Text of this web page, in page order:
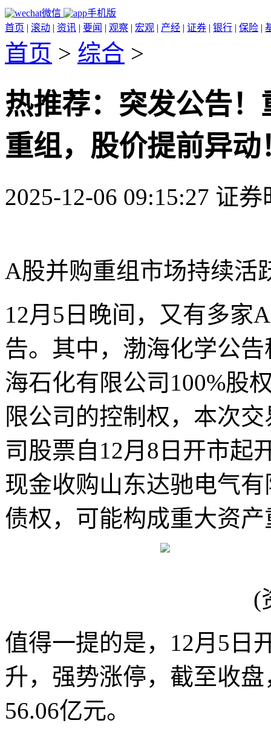
微信
手机版
首页 | 滚动 | 资讯 | 要闻 | 观察 | 宏观 | 产经 | 证券 | 银行 | 保险 |
首页 > 综合 >
热推荐：突发公告！
重组，股价提前异动
2025-12-06 09:15:27 证
A股并购重组市场持续活
12月5日晚间，又有多家
告。其中，渤海化学公
海石化有限公司100%股
限公司的控制权，本次
司股票自12月8日开市起
现金收购山东达驰电气
债权，可能构成重大资产
(
值得一提的是，12月5日
升，强势涨停，截至收
56.06亿元。